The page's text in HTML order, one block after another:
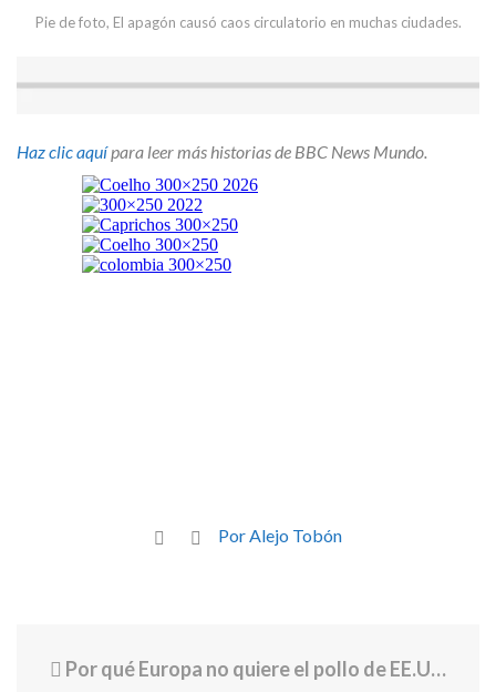
Pie de foto, El apagón causó caos circulatorio en muchas ciudades.
Haz clic aquípara leer más historias de BBC News Mundo.
Por Alejo Tobón
Por qué Europa no quiere el pollo de EE.UU. y qué países de América Latina lo compran